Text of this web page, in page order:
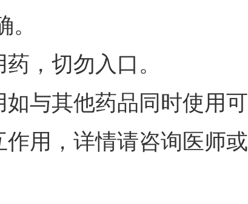
，切勿入口。
如与其他药品同时使用可
用，详情请咨询医师或